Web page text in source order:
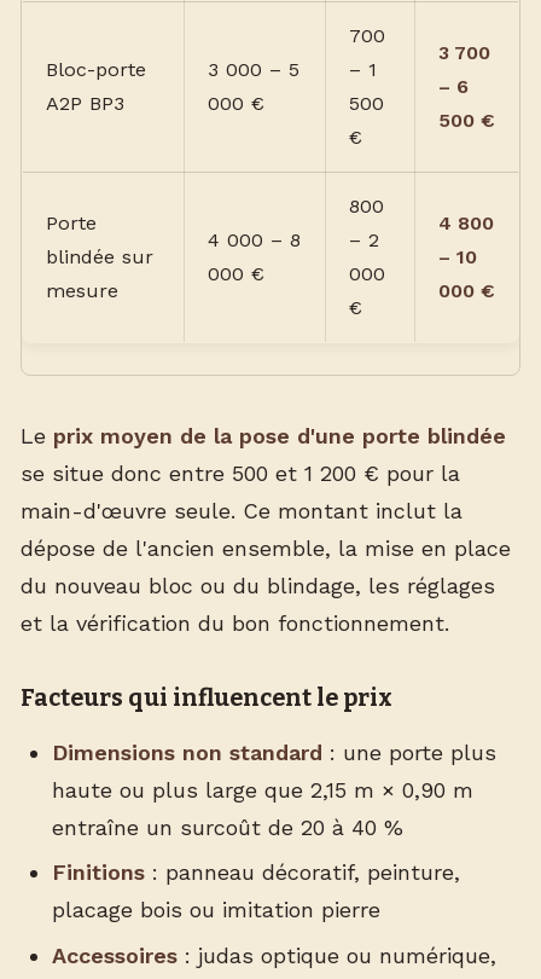
Bloc-porte
A2P BP3
3 000 – 5
000 €
700
– 1
500
€
3 700
– 6
500 €
Porte
blindée sur
mesure
4 000 – 8
000 €
800
– 2
000
€
4 800
– 10
000 €
Le prix moyen de la pose d'une porte blindée
se situe donc entre 500 et 1 200 € pour la
main-d'œuvre seule. Ce montant inclut la
dépose de l'ancien ensemble, la mise en place
du nouveau bloc ou du blindage, les réglages
et la vérification du bon fonctionnement.
Facteurs qui influencent le prix
Dimensions non standard : une porte plus
haute ou plus large que 2,15 m × 0,90 m
entraîne un surcoût de 20 à 40 %
Finitions: panneau décoratif, peinture,
placage bois ou imitation pierre
Accessoires: judas optique ou numérique,